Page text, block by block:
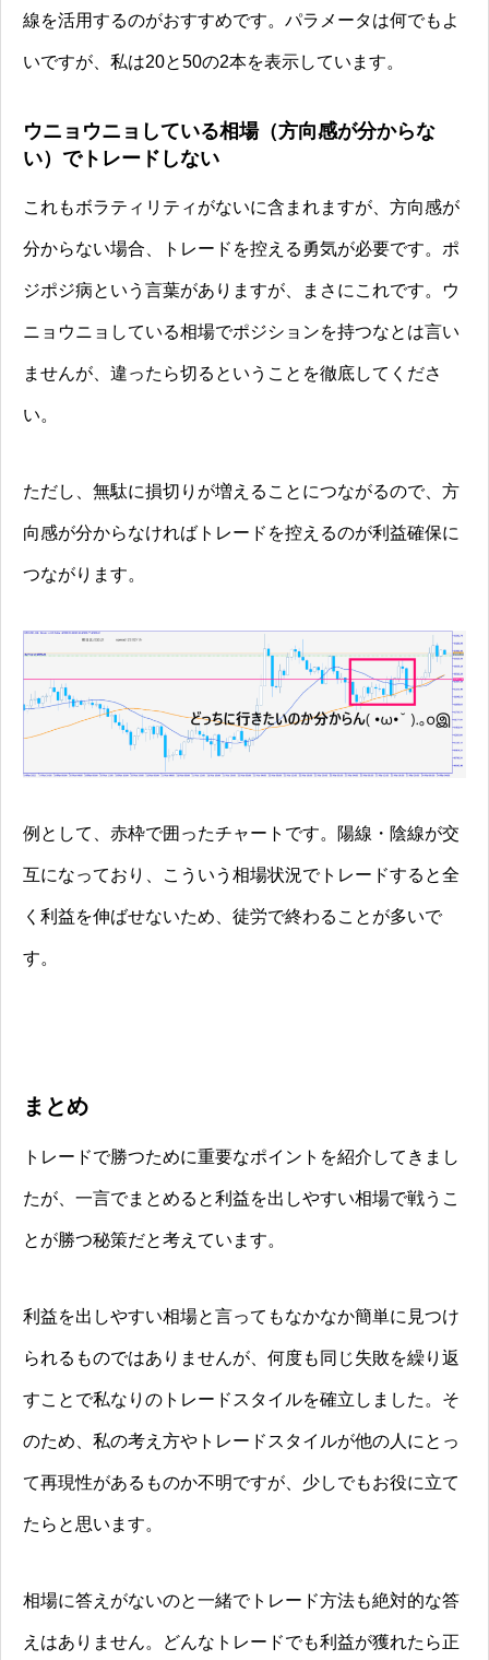
線を活用するのがおすすめです。パラメータは何でもよ
いですが、私は20と50の2本を表示しています。
ウニョウニョしている相場（方向感が分からな
い）でトレードしない
これもボラティリティがないに含まれますが、方向感が
分からない場合、トレードを控える勇気が必要です。ポ
ジポジ病という言葉がありますが、まさにこれです。ウ
ニョウニョしている相場でポジションを持つなとは言い
ませんが、違ったら切るということを徹底してくださ
い。
ただし、無駄に損切りが増えることにつながるので、方
向感が分からなければトレードを控えるのが利益確保に
つながります。
例として、赤枠で囲ったチャートです。陽線・陰線が交
互になっており、こういう相場状況でトレードすると全
く利益を伸ばせないため、徒労で終わることが多いで
す。
まとめ
トレードで勝つために重要なポイントを紹介してきまし
たが、一言でまとめると利益を出しやすい相場で戦うこ
とが勝つ秘策だと考えています。
利益を出しやすい相場と言ってもなかなか簡単に見つけ
られるものではありませんが、何度も同じ失敗を繰り返
すことで私なりのトレードスタイルを確立しました。そ
のため、私の考え方やトレードスタイルが他の人にとっ
て再現性があるものか不明ですが、少しでもお役に立て
たらと思います。
相場に答えがないのと一緒でトレード方法も絶対的な答
えはありません。どんなトレードでも利益が獲れたら正